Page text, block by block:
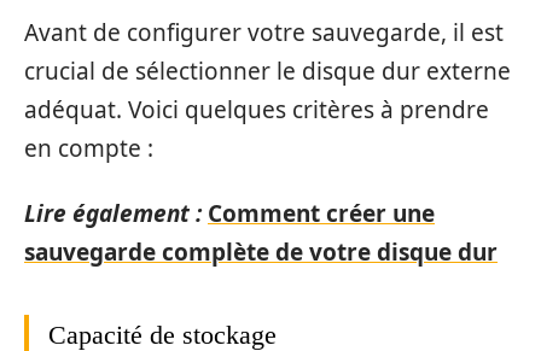
Avant de configurer votre sauvegarde, il est
crucial de sélectionner le disque dur externe
adéquat. Voici quelques critères à prendre
en compte :
Lire également : Comment créer une
sauvegarde complète de votre disque dur
Capacité de stockage